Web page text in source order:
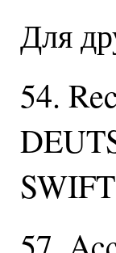
Для
54.